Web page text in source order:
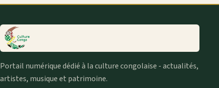
Portail numérique dédié à la culture congolaise - actualités,
artistes, musique et patrimoine.